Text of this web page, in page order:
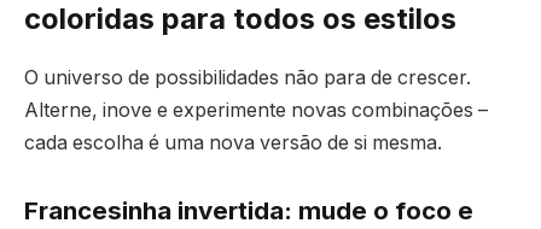
coloridas para todos os estilos
O universo de possibilidades não para de crescer.
Alterne, inove e experimente novas combinações –
cada escolha é uma nova versão de si mesma.
Francesinha invertida: mude o foco e